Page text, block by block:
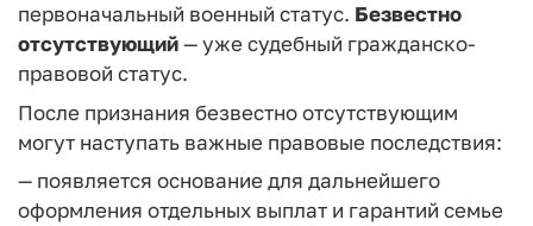
первоначальный военный статус. Безвестно
отсутствующий— уже судебный гражданско-
правовой статус.
После признания безвестно отсутствующим
могут наступать важные правовые последствия:
— появляется основание для дальнейшего
оформления отдельных выплат и гарантий семье